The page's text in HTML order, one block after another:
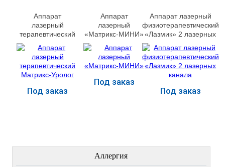
Аппарат
лазерный
терапевтический
Матрикс-Уролог
Под заказ
Аппарат
лазерный
«Матрикс-МИНИ»
Под заказ
Аппарат лазерный
физиотерапевтический
«Лазмик» 2 лазерных
Под заказ
Аллергия